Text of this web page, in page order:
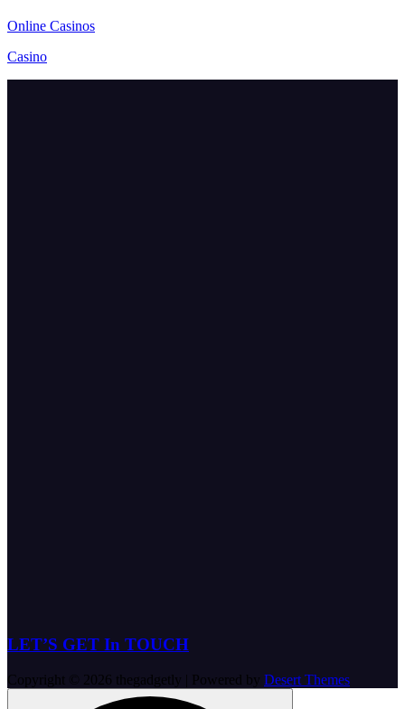
Online Casinos
Casino
LET’S GET In TOUCH
Copyright © 2026 thegadgetly | Powered by Desert Themes